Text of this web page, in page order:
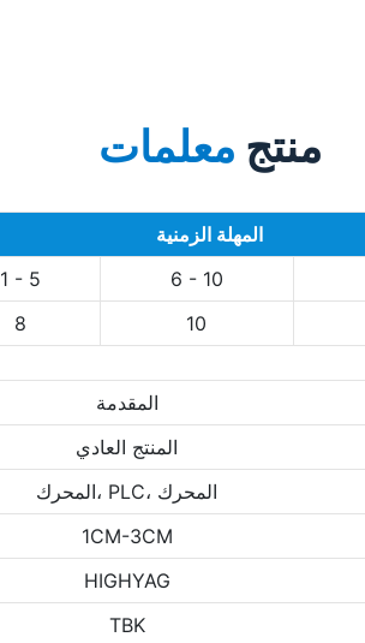
منتج معلمات
المهلة الزمنية
1 - 5 6 - 10
8 10
المقدمة
المنتج العادي
المحرك، PLC، المحرك
1CM-3CM
HIGHYAG
TBK